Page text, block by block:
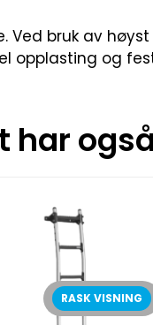
Ved bruk av
opplasting og
har
RASK VISNING